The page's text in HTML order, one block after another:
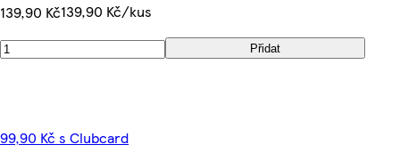
139,90 Kč139,90 Kč/kus
Přidat
99,90 Kč s Clubcard